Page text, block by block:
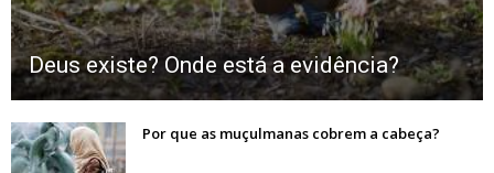
Deus existe? Onde está a evidência?
Por que as muçulmanas cobrem a cabeça?